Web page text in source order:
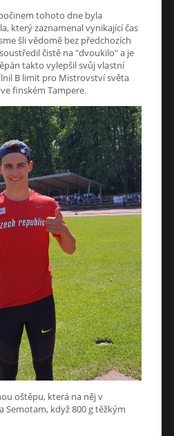
tohoto dne byla
který zaznamenal vynikající čas
šli vědomě bez předchozích
čistě na "dvoukilo" a je
takto vylepšil svůj vlastní
B limit pro Mistrovství světa
finském Tampere.
oštěpu, která na něj v
Semotam, když 800 g těžkým